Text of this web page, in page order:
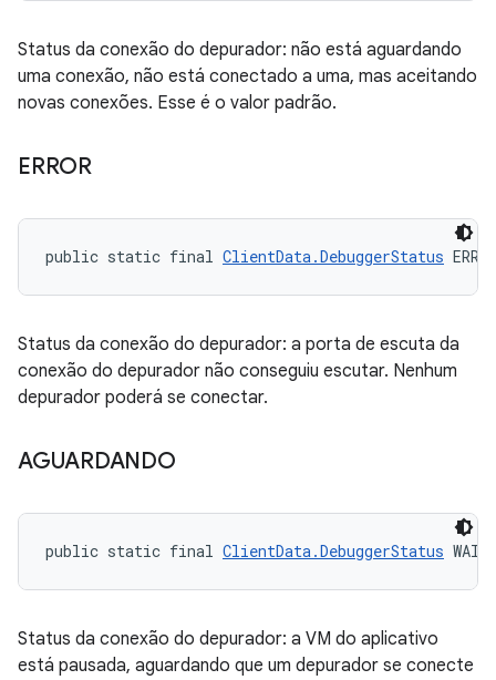
Status da conexão do depurador: não está aguardando
uma conexão, não está conectado a uma, mas aceitando
novas conexões. Esse é o valor padrão.
ERROR
public static final ClientData.DebuggerStatus
Status da conexão do depurador: a porta de escuta da
conexão do depurador não conseguiu escutar. Nenhum
depurador poderá se conectar.
AGUARDANDO
public static final ClientData.DebuggerStatus
Status da conexão do depurador: a VM do aplicativo
está pausada, aguardando que um depurador se conecte